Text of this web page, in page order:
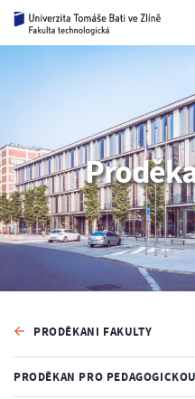
PRODĚKANI FAKULTY
PRODĚKAN PRO